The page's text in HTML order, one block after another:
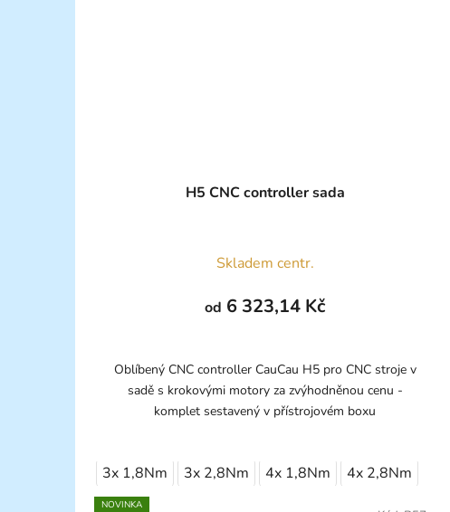
H5 CNC controller sada
Skladem centr.
od 6 323,14 Kč
Oblíbený CNC controller CauCau H5 pro CNC stroje v
sadě s krokovými motory za zvýhodněnou cenu -
komplet sestavený v přístrojovém boxu
3x 1,8Nm 3x 2,8Nm 4x 1,8Nm 4x 2,8Nm
NOVINKA